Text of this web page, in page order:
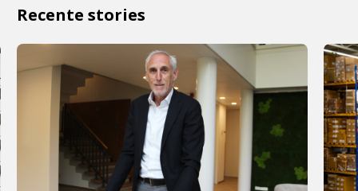
Recente stories